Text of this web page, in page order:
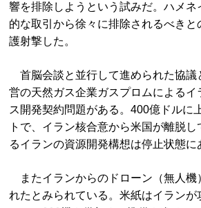
響を排除しようという試みだ。ハメネ
的な取引から徐々に排除されるべきと
護射撃した。
首脳会談と並行して進められた協議
営の天然ガス企業ガスプロムによる
ス開発契約問題がある。400億ドルに
トで、イラン核合意から米国が離脱
るイランの資源開発構想は停止状態に
またイランからのドローン（無人機
れたとみられている。米紙はイランが